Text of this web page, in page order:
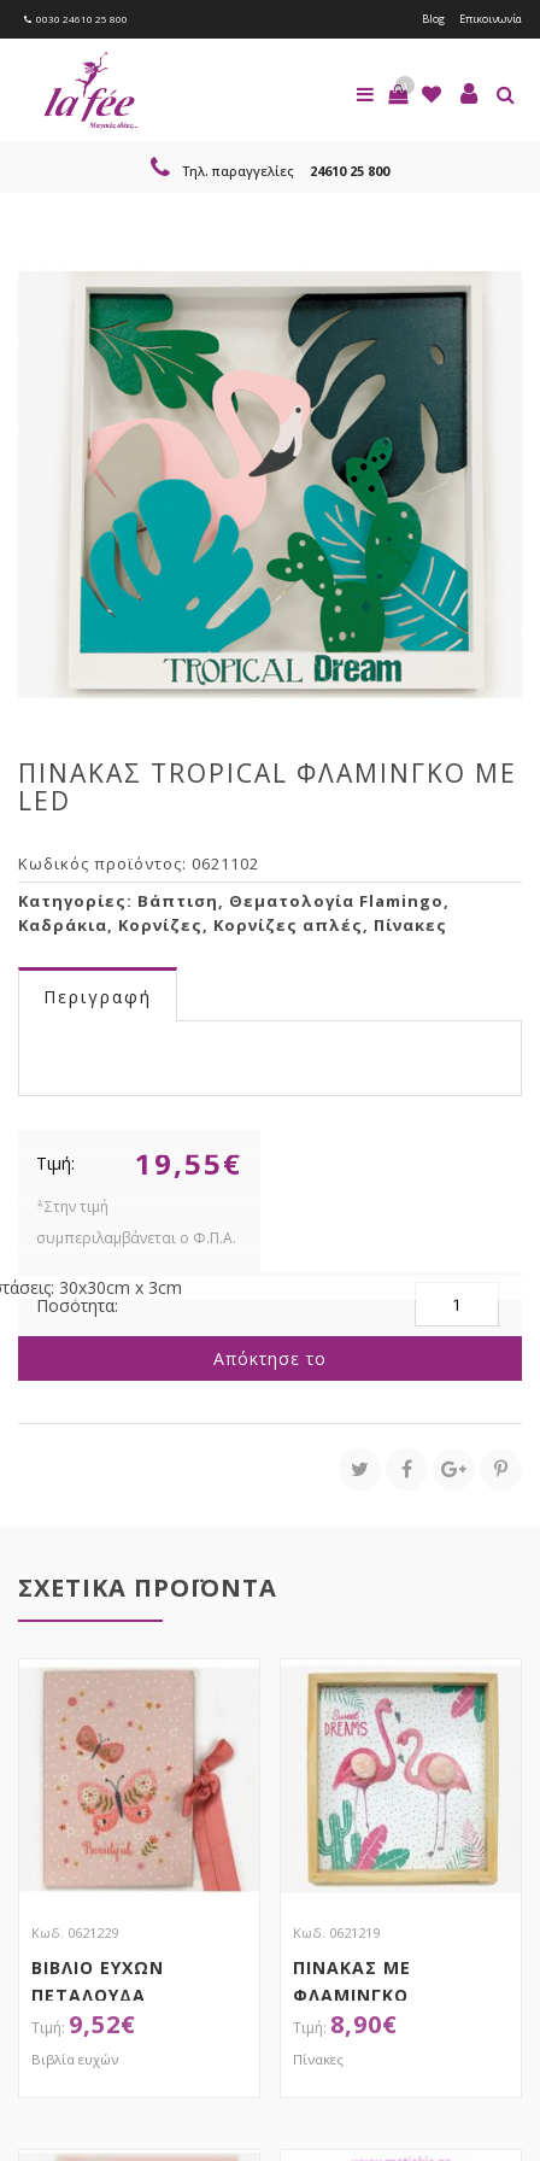
0030 24610 25 800 Blog Επικοινωνία
0
Τηλ. παραγγελίες 24610 25 800
ΠΙΝΑΚΑΣ TROPICAL ΦΛΑΜΙΝΓΚΟ ΜΕ
LED
Κωδικός προϊόντος: 0621102
Κατηγορίες: Βάπτιση, Θεματολογία Flamingo,
Καδράκια, Κορνίζες, Κορνίζες απλές, Πίνακες
Περιγραφή
30x30cm x 3cm
19,55€
TROPICAL
ΦΛΑΜΙΝΓΚΟ
LED
Απόκτησε το
ΣΧΕΤΙΚΑ ΠΡΟΪΟΝΤΑ
Κωδ. 0621229
ΒΙΒΛΙΟ ΕΥΧΩΝ
ΠΕΤΑΛΟΥΔΑ
9,52€
Βιβλία ευχών
Κωδ. 0621219
ΠΙΝΑΚΑΣ ΜΕ
ΦΛΑΜΙΝΓΚΟ
8,90€
Πίνακες